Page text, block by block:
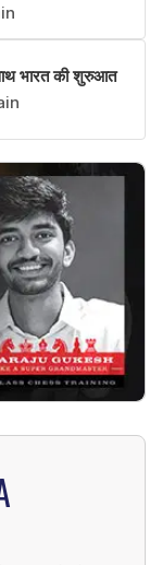
भारत की शुरुआत